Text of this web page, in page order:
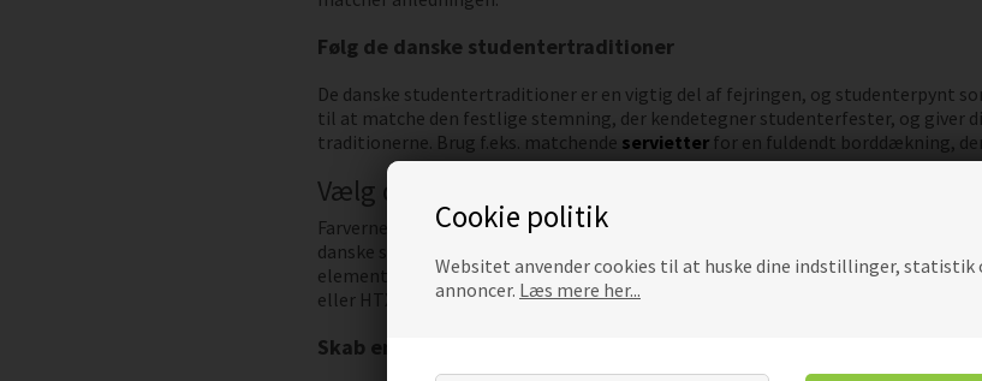
Cookie politik
Websitet anvender cookies til at huske dine indstillinger,
annoncer. Læs mere her...
Følg de danske studentertraditioner
De danske studentertraditioner er en vigtig del af fejringen, og studenterpynt
til at matche den festlige stemning, der kendetegner studenterfester, og giver
traditionerne. Brug f.eks. matchende servietterfor en fuldendt borddækning,
Vælg den ideelle studenterfest pynt til din dimission
Farverne på studenterfest pynt har en særlig betydning, da de traditionelt skal
danske studenterfester, hvor hver farve repræsenterer forskellige
elementerne er specifikt designet til studenterfester og findes i både rød og blå,
eller HTX. Du kan for eksempel finde etlys i glas med en blå studentervogn
Skab en mindeværdig ramme for festen